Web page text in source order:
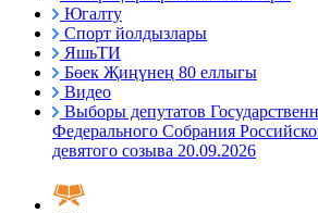
Югалту
Спорт йолдызлары
ЯшьТИ
Бөек Җиңүнең 80 еллыгы
Видео
Выборы депутатов
Федерального Собрания
девятого созыва 20.09.2026